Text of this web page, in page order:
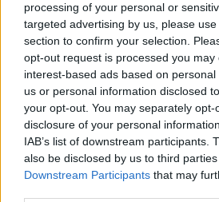
processing of your personal or
targeted advertising by us, please
section to confirm your selection.
opt-out request is processed you may
interest-based ads based on
us or personal information disclosed
your opt-out. You may separately
disclosure of your personal
IAB’s list of downstream participants.
also be disclosed by us to third
Downstream Participants that may
RENDKÍVÜL MAGAS ÉRZELMI
Te szoktad?
08. 02.
SOKAN ROSSZUL
EMIATT CSÖKKENHET A HATÁSUK
Érdemes odafigyelni rá
08. 01.
EGYRE TÖBB FIATALNÁL
VITAMINHIÁNY – ILYEN JELEKRE
Erre figyelj!